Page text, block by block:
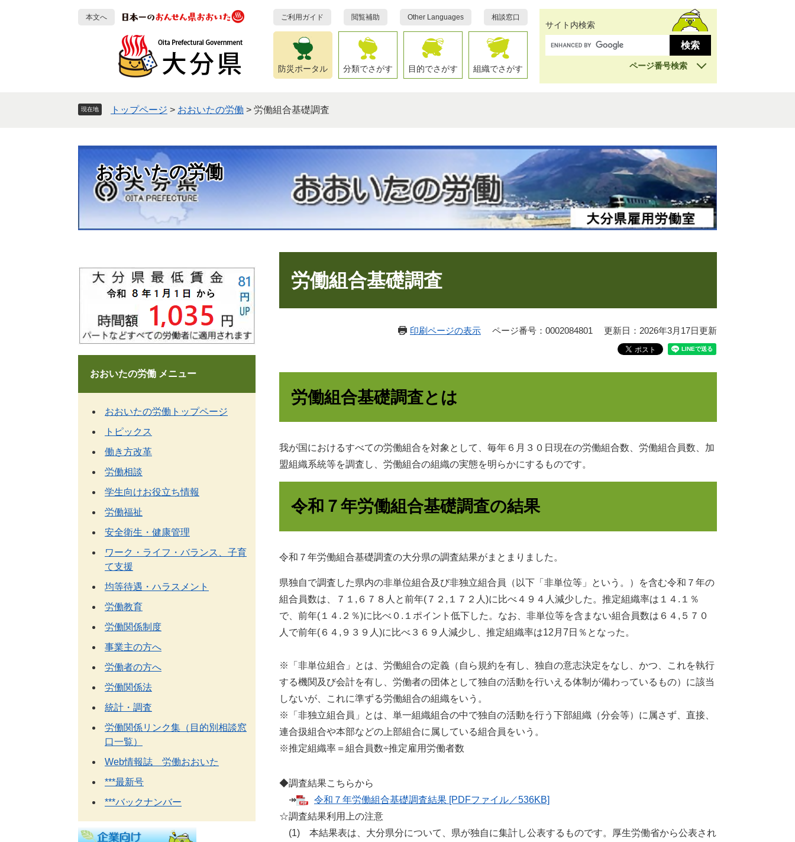
本文へ ご利用ガイド 閲覧補助 Other Languages 相談窓口
防災ポータル 分類でさがす 目的でさがす 組織でさがす
サイト内検索
ページ番号検索
現在地 トップページ > おおいたの労働 > 労働組合基礎調査
おおいたの労働
労働組合基礎調査
印刷ページの表示 ページ番号：0002084801 更新日：2026年3月17日更新
労働組合基礎調査とは
我が国におけるすべての労働組合を対象として、毎年６月３０日現在の労働組合数、労働組合員数、加
盟組織系統等を調査し、労働組合の組織の実態を明らかにするものです。
令和７年労働組合基礎調査の結果
令和７年労働組合基礎調査の大分県の調査結果がまとまりました。
県独自で調査した県内の非単位組合及び非独立組合員（以下「非単位等」という。）を含む令和７年の
組合員数は、７１,６７８人と前年(７２,１７２人)に比べ４９４人減少した。推定組織率は１４.１％
で、前年(１４.２％)に比べ０.１ポイント低下した。なお、非単位等を含まない組合員数は６４,５７０
人で前年(６４,９３９人)に比べ３６９人減少し、推定組織率は12月7日％となった。
※「非単位組合」とは、労働組合の定義（自ら規約を有し、独自の意志決定をなし、かつ、これを執行
する機関及び会計を有し、労働者の団体として独自の活動を行いえる体制が備わっているもの）に該当
しないが、これに準ずる労働組合の組織をいう。
※「非独立組合員」とは、単一組織組合の中で独自の活動を行う下部組織（分会等）に属さず、直接、
連合扱組合や本部などの上部組合に属している組合員をいう。
※推定組織率＝組合員数÷推定雇用労働者数
◆調査結果こちらから
↠
令和７年労働組合基礎調査結果 [PDFファイル／536KB]
☆調査結果利用上の注意
(1) 本結果表は、大分県分について、県が独自に集計し公表するものです。厚生労働省から公表され
おおいたの労働 メニュー
おおいたの労働トップページ
トピックス
働き方改革
労働相談
学生向けお役立ち情報
労働福祉
安全衛生・健康管理
ワーク・ライフ・バランス、子育
て支援
均等待遇・ハラスメント
労働教育
労働関係制度
事業主の方へ
労働者の方へ
労働関係法
統計・調査
労働関係リンク集（目的別相談窓
口一覧）
Web情報誌 労働おおいた
***最新号
***バックナンバー